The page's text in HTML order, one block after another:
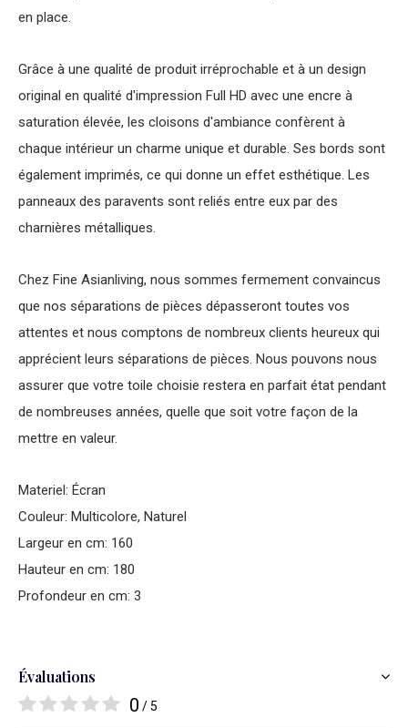
en place.
Grâce à une qualité de produit irréprochable et à un design
original en qualité d'impression Full HD avec une encre à
saturation élevée, les cloisons d'ambiance confèrent à
chaque intérieur un charme unique et durable. Ses bords sont
également imprimés, ce qui donne un effet esthétique. Les
panneaux des paravents sont reliés entre eux par des
charnières métalliques.
Chez Fine Asianliving, nous sommes fermement convaincus
que nos séparations de pièces dépasseront toutes vos
attentes et nous comptons de nombreux clients heureux qui
apprécient leurs séparations de pièces. Nous pouvons nous
assurer que votre toile choisie restera en parfait état pendant
de nombreuses années, quelle que soit votre façon de la
mettre en valeur.
Materiel: Écran
Couleur: Multicolore, Naturel
Largeur en cm: 160
Hauteur en cm: 180
Profondeur en cm: 3
Évaluations
0 / 5